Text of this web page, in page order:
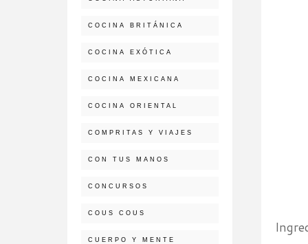
COCINA BRITÁNICA
COCINA EXÓTICA
COCINA MEXICANA
COCINA ORIENTAL
COMPRITAS Y VIAJES
CON TUS MANOS
CONCURSOS
COUS COUS
CUERPO Y MENTE